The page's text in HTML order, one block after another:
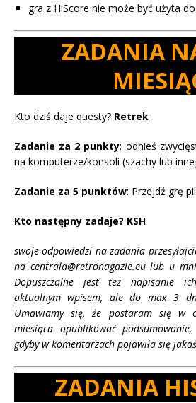
gra z HiScore nie może być użyta
ZADANIA
Kto dziś daje questy? Retrek
Zadanie za 2 punkty: odnieś
na komputerze/konsoli (szachy lub
Zadanie za 5 punktów: Przejdź grę
Kto następny zadaje? KSH
swoje odpowiedzi na zadania
na centrala@retronagazie.eu lub u
Dopuszczalne jest też napisanie
aktualnym wpisem, ale do max 3
Umawiamy się, że postaram się w
miesiąca opublikować
gdyby w komentarzach pojawiła się
ZADANIA